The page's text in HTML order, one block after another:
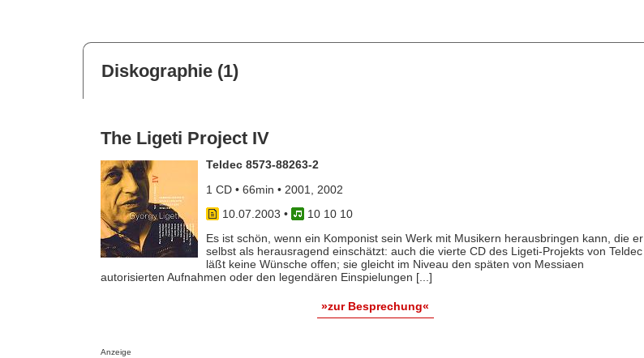
Diskographie (1)
The Ligeti Project IV
Teldec 8573-88263-2
1 CD • 66min • 2001, 2002
10.07.2003 •
10 10 10
Es ist schön, wenn ein Komponist sein Werk mit Musikern herausbringen kann, die er
selbst als herausragend einschätzt: auch die vierte CD des Ligeti-Projekts von Teldec
läßt keine Wünsche offen; sie gleicht im Niveau den späten von Messiaen
autorisierten Aufnahmen oder den legendären Einspielungen [...]
»zur Besprechung«
Anzeige